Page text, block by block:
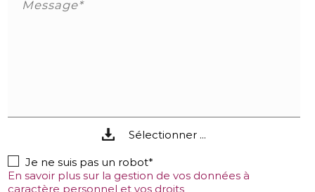
Message*
Sélectionner ...
Je ne suis pas un robot*
En savoir plus sur la gestion de vos données à
caractère personnel et vos droits